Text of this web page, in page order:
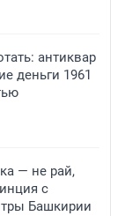
антиквар
деньги 1961
— не рай,
с
Башкирии